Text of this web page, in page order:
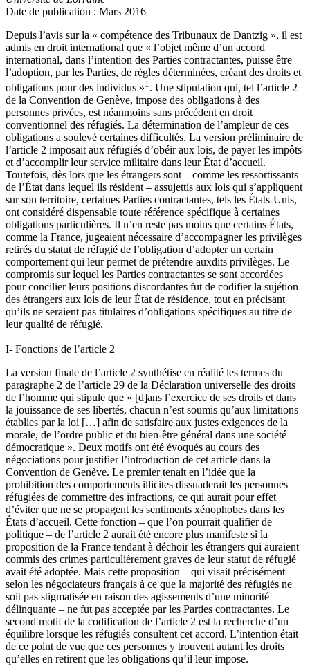
Date de publication : Mars 2016
Depuis l’avis sur la « compétence des Tribunaux de Dantzig », il est
admis en droit international que « l’objet même d’un accord
international, dans l’intention des Parties contractantes, puisse être
l’adoption, par les Parties, de règles déterminées, créant des droits et
obligations pour des individus »1 . Une stipulation qui, tel l’article 2
de la Convention de Genève, impose des obligations à des
personnes privées, est néanmoins sans précédent en droit
conventionnel des réfugiés. La détermination de l’ampleur de ces
obligations a soulevé certaines difficultés. La version préliminaire de
l’article 2 imposait aux réfugiés d’obéir aux lois, de payer les impôts
et d’accomplir leur service militaire dans leur État d’accueil.
Toutefois, dès lors que les étrangers sont – comme les ressortissants
de l’État dans lequel ils résident – assujettis aux lois qui s’appliquent
sur son territoire, certaines Parties contractantes, tels les États-Unis,
ont considéré dispensable toute référence spécifique à certaines
obligations particulières. Il n’en reste pas moins que certains États,
comme la France, jugeaient nécessaire d’accompagner les privilèges
retirés du statut de réfugié de l’obligation d’adopter un certain
comportement qui leur permet de prétendre auxdits privilèges. Le
compromis sur lequel les Parties contractantes se sont accordées
pour concilier leurs positions discordantes fut de codifier la sujétion
des étrangers aux lois de leur État de résidence, tout en précisant
qu’ils ne seraient pas titulaires d’obligations spécifiques au titre de
leur qualité de réfugié.
I- Fonctions de l’article 2
La version finale de l’article 2 synthétise en réalité les termes du
paragraphe 2 de l’article 29 de la Déclaration universelle des droits
de l’homme qui stipule que « [d]ans l’exercice de ses droits et dans
la jouissance de ses libertés, chacun n’est soumis qu’aux limitations
établies par la loi […] afin de satisfaire aux justes exigences de la
morale, de l’ordre public et du bien-être général dans une société
démocratique ». Deux motifs ont été évoqués au cours des
négociations pour justifier l’introduction de cet article dans la
Convention de Genève. Le premier tenait en l’idée que la
prohibition des comportements illicites dissuaderait les personnes
réfugiées de commettre des infractions, ce qui aurait pour effet
d’éviter que ne se propagent les sentiments xénophobes dans les
États d’accueil. Cette fonction – que l’on pourrait qualifier de
politique – de l’article 2 aurait été encore plus manifeste si la
proposition de la France tendant à déchoir les étrangers qui auraient
commis des crimes particulièrement graves de leur statut de réfugié
avait été adoptée. Mais cette proposition – qui visait précisément
selon les négociateurs français à ce que la majorité des réfugiés ne
soit pas stigmatisée en raison des agissements d’une minorité
délinquante – ne fut pas acceptée par les Parties contractantes. Le
second motif de la codification de l’article 2 est la recherche d’un
équilibre lorsque les réfugiés consultent cet accord. L’intention était
de ce point de vue que ces personnes y trouvent autant les droits
qu’elles en retirent que les obligations qu’il leur impose.